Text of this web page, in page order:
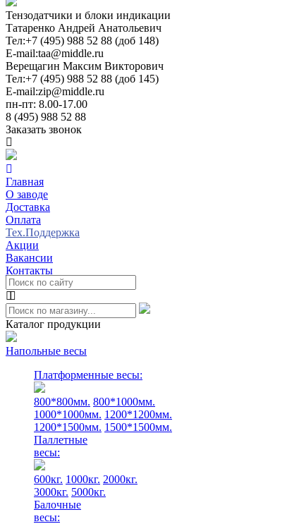
Тензодатчики и блоки индикации
Татаренко Андрей Анатольевич
Тел:+7 (495) 988 52 88 (доб 148)
E-mail:taa@middle.ru
Верещагин Максим Викторович
Тел:+7 (495) 988 52 88 (доб 145)
E-mail:zip@middle.ru
пн-пт: 8.00-17.00
8 (495) 988 52 88
Заказать звонок
Главная
О заводе
Доставка
Оплата
Тех.Поддержка
Акции
Вакансии
Контакты
Каталог продукции
Напольные весы
Платформенные весы:
800*800мм. 800*1000мм.
1000*1000мм. 1200*1200мм.
1200*1500мм. 1500*1500мм.
Паллетные
весы:
600кг. 1000кг. 2000кг.
3000кг. 5000кг.
Балочные
весы: